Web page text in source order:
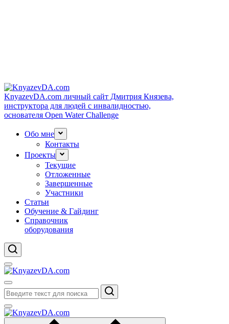
KnyazevDA.com личный сайт Дмитрия Князева,
инструктора для людей с инвалидностью,
основателя Open Water Challenge
Обо мне
Контакты
Проекты
Текущие
Отложенные
Завершенные
Участники
Статьи
Обучение & Гайдинг
Справочник
оборудования
Поиск